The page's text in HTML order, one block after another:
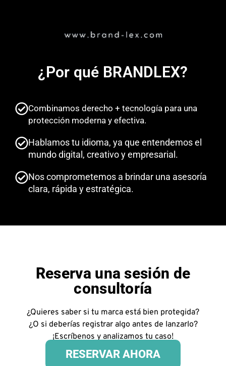
¿Por qué BRANDLEX?
Combinamos derecho + tecnología para una
protección moderna y efectiva.
Hablamos tu idioma, ya que entendemos el
mundo digital, creativo y empresarial.
Nos comprometemos a brindar una asesoría
clara, rápida y estratégica.
Reserva una sesión de
consultoría
¿Quieres saber si tu marca está bien protegida?
¿O si deberías registrar algo antes de lanzarlo?
¡Escríbenos y analizamos tu caso!
RESERVAR AHORA